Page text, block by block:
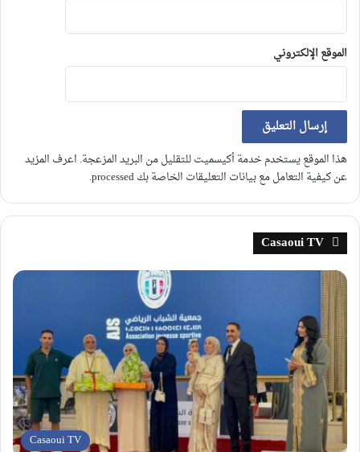
الموقع الإلكتروني
هذا الموقع يستخدم خدمة أكيسميت للتقليل من البريد المزعجة. اعرف المزيد
عن كيفية التعامل مع بيانات التعليقات الخاصة بك processed
.
Casaoui TV
Casaoui TV